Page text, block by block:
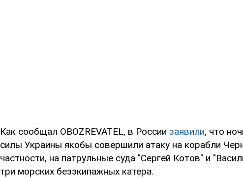
Как сообщал OBOZREVATEL, в России заявили, что
силы Украины якобы совершили атаку на корабли
частности, на патрульные суда "Сергей Котов" и
три морских безэкипажных катера.